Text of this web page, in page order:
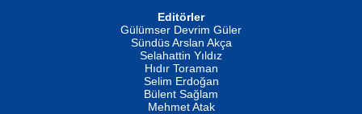
İSMAİL OKUTAN
Erkeklerin Kahrolması Ne Demektir
Evvel Zaman Tanrıçası...
Editörler
Gülümser Devrim Güler
Sündüs Arslan Akça
Selahattin Yıldız
Hıdır Toraman
Selim Erdoğan
Bülent Sağlam
Mehmet Atak